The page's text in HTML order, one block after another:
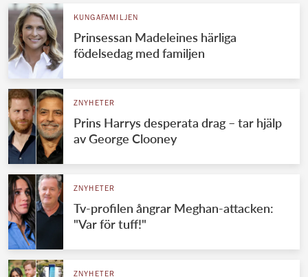
UTLÄNDSKT
VÄRLDENS KUNGAHUS
Svenska kungahuset
Brittiska kungahuset
Danska kungahuset
Spanska kungahuset
REDAKTION
KUNGAFAMILJEN
Prinsessan Madeleines härliga
födelsedag med familjen
ZNYHETER
Prins Harrys desperata drag – tar hjälp
av George Clooney
ZNYHETER
Tv-profilen ångrar Meghan-attacken:
"Var för tuff!"
ZNYHETER